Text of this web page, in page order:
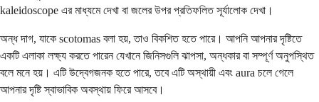
kaleidoscope এর মাধ্যমে দেখা বা জলের উপর প্রতিফলিত সূর্যালোক দেখা।
অন্ধ দাগ, যাকে scotomas বলা হয়, তাও বিকশিত হতে পারে। আপনি আপনার দৃষ্টিতে
একটি এলাকা লক্ষ্য করতে পারেন যেখানে জিনিসগুলি ঝাপসা, অন্ধকার বা সম্পূর্ণ অনুপস্থিত
বলে মনে হয়। এটি উদ্বেগজনক হতে পারে, তবে এটি অস্থায়ী এবং aura চলে গেলে
আপনার দৃষ্টি স্বাভাবিক অবস্থায় ফিরে আসবে।